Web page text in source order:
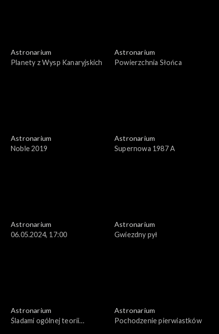
Astronarium
Planety z Wysp Kanaryjskich
Astronarium
Powierzchnia Słońca
Astronarium
Noble 2019
Astronarium
Supernowa 1987 A
Astronarium
06.05.2024, 17:00
Astronarium
Gwiezdny pył
Astronarium
Śladami ogólnej teorii
Astronarium
Pochodzenie pierwiastków